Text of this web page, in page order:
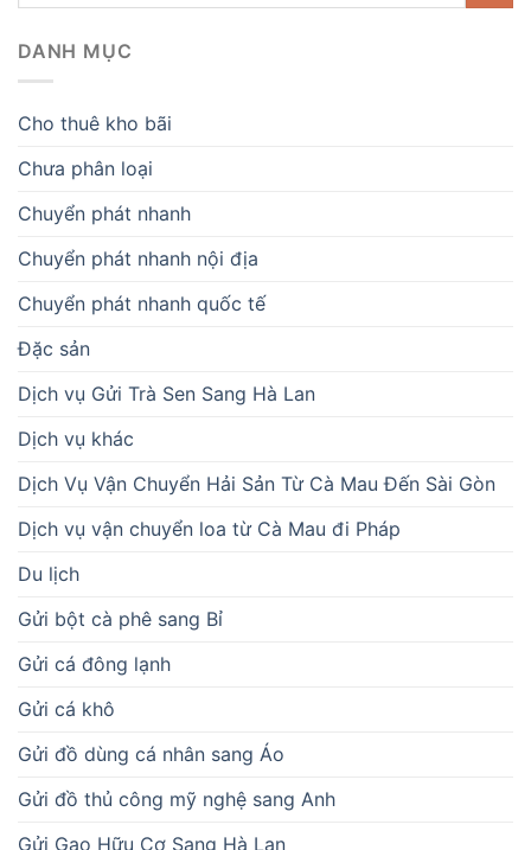
DANH MỤC
Cho thuê kho bãi
Chưa phân loại
Chuyển phát nhanh
Chuyển phát nhanh nội địa
Chuyển phát nhanh quốc tế
Đặc sản
Dịch vụ Gửi Trà Sen Sang Hà Lan
Dịch vụ khác
Dịch Vụ Vận Chuyển Hải Sản Từ Cà Mau Đến Sài Gòn
Dịch vụ vận chuyển loa từ Cà Mau đi Pháp
Du lịch
Gửi bột cà phê sang Bỉ
Gửi cá đông lạnh
Gửi cá khô
Gửi đồ dùng cá nhân sang Áo
Gửi đồ thủ công mỹ nghệ sang Anh
Gửi Gạo Hữu Cơ Sang Hà Lan